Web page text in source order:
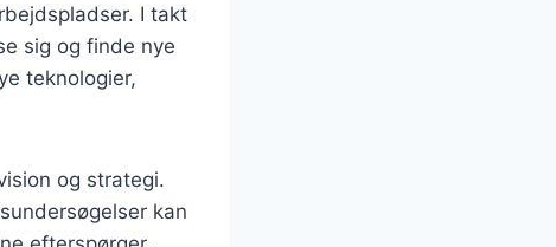
I takt
sig og finde nye
teknologier,
og strategi.
kan